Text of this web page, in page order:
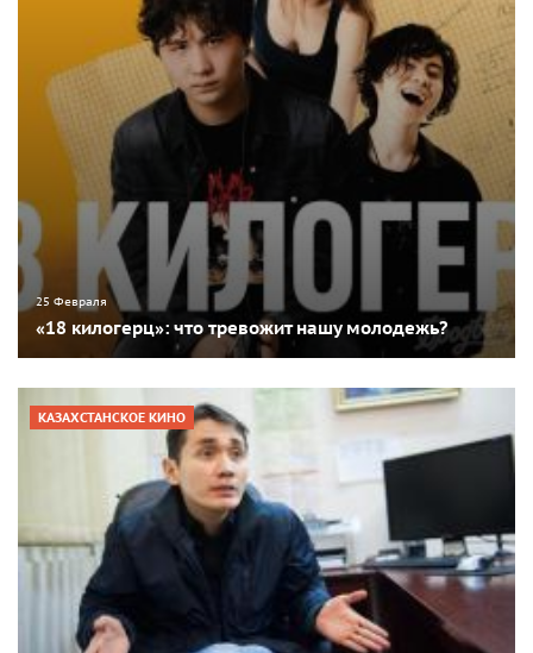
25 Февраля
«18 килогерц»: что тревожит нашу молодежь?
КАЗАХСТАНСКОЕ КИНО